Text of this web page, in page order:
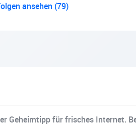
ansehen (79)
Geheimtipp für frisches Internet.